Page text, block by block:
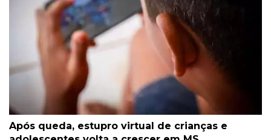
Após queda, estupro virtual de crianças e